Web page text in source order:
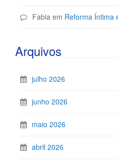
Fabia em Reforma Íntima
Arquivos
julho 2026
junho 2026
maio 2026
abril 2026